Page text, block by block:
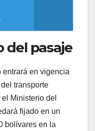
del pasaje
entrará en vigencia
transporte
Ministerio del
fijado en un
bolívares en la